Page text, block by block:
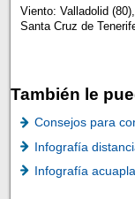
Viento: Valladolid
Santa Cruz de
También le
Consejos para
Infografía
Infografía